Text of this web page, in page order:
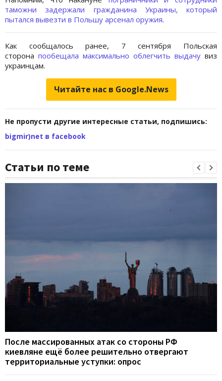
таможни задержали гражданина Украины, который
пытался вывезти в Польшу арсенал оружия.
Как сообщалось ранее, 7 сентября Польская
сторона пообещала максимально облегчить выдачу виз
украинцам.
Читайте нас в Google.News
Не пропусти другие интересные статьи, подпишись:
bigmir)net в facebook
Статьи по теме
После массированных атак со стороны РФ
киевляне ещё более решительно отвергают
территориальные уступки: опрос